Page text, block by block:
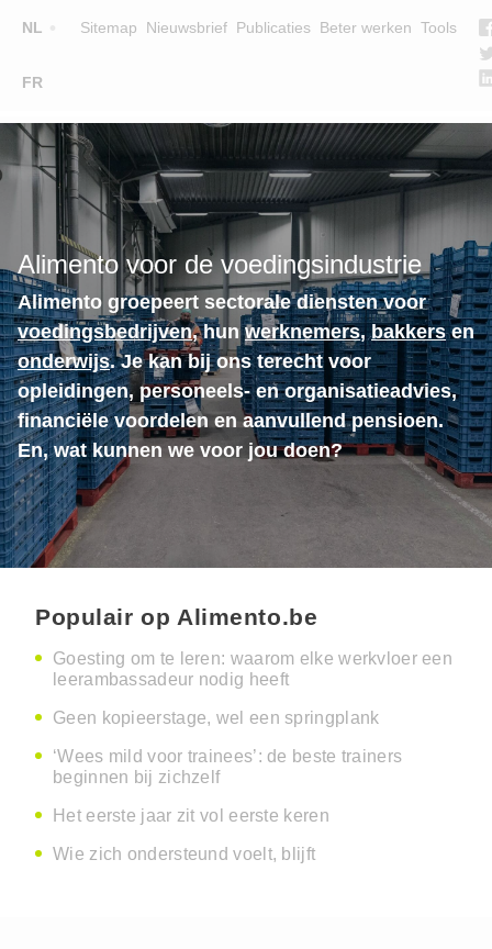
NL
FR
Sitemap Nieuwsbrief Publicaties Beter werken Tools
Main
navigation
OPLEIDINGEN
LESGEVERS
WIE ZIJN WE
TEAM
CONTACT
ZOEK EEN OPLEIDING
Alimento voor de voedingsindustrie
Alimento groepeert sectorale diensten voor
voedingsbedrijven, hunwerknemers,bakkersen
onderwijs. Je kan bij ons terecht voor
opleidingen, personeels- en organisatieadvies,
financiële voordelen en aanvullend pensioen.
En, wat kunnen we voor jou doen?
Populair op Alimento.be
Goesting om te leren: waarom elke werkvloer een
leerambassadeur nodig heeft
Geen kopieerstage, wel een springplank
‘Wees mild voor trainees’: de beste trainers
beginnen bij zichzelf
Het eerste jaar zit vol eerste keren
Wie zich ondersteund voelt, blijft